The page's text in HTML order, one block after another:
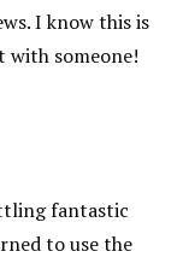
I know this is
someone!
fantastic
to use the